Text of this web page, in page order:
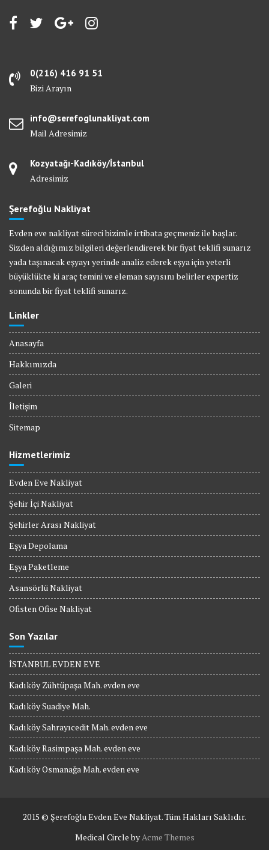
0(216) 416 91 51
Bizi Arayın
info@serefoglunakliyat.com
Mail Adresimiz
Kozyatağı-Kadıköy/İstanbul
Adresimiz
Şerefoğlu Nakliyat
Evden eve nakliyat süreci bizimle irtibata geçmeniz ile başlar.
Sizden aldığımız bilgileri değerlendirerek bir fiyat teklifi sunarız
yada taşınacak eşyayı yerinde analiz ederek eşya için yeterli
büyüklükte ki araç temini ve eleman sayısını belirler expertiz
sonunda bir fiyat teklifi sunarız.
Linkler
Anasayfa
Hakkımızda
Galeri
İletişim
Sitemap
Hizmetlerimiz
Evden Eve Nakliyat
Şehir İçi Nakliyat
Şehirler Arası Nakliyat
Eşya Depolama
Eşya Paketleme
Asansörlü Nakliyat
Ofisten Ofise Nakliyat
Son Yazılar
İSTANBUL EVDEN EVE
Kadıköy Zühtüpaşa Mah. evden eve
Kadıköy Suadiye Mah.
Kadıköy Sahrayıcedit Mah. evden eve
Kadıköy Rasimpaşa Mah. evden eve
Kadıköy Osmanağa Mah. evden eve
2015 © Şerefoğlu Evden Eve Nakliyat. Tüm Hakları Saklıdır.
Medical Circle byAcme Themes